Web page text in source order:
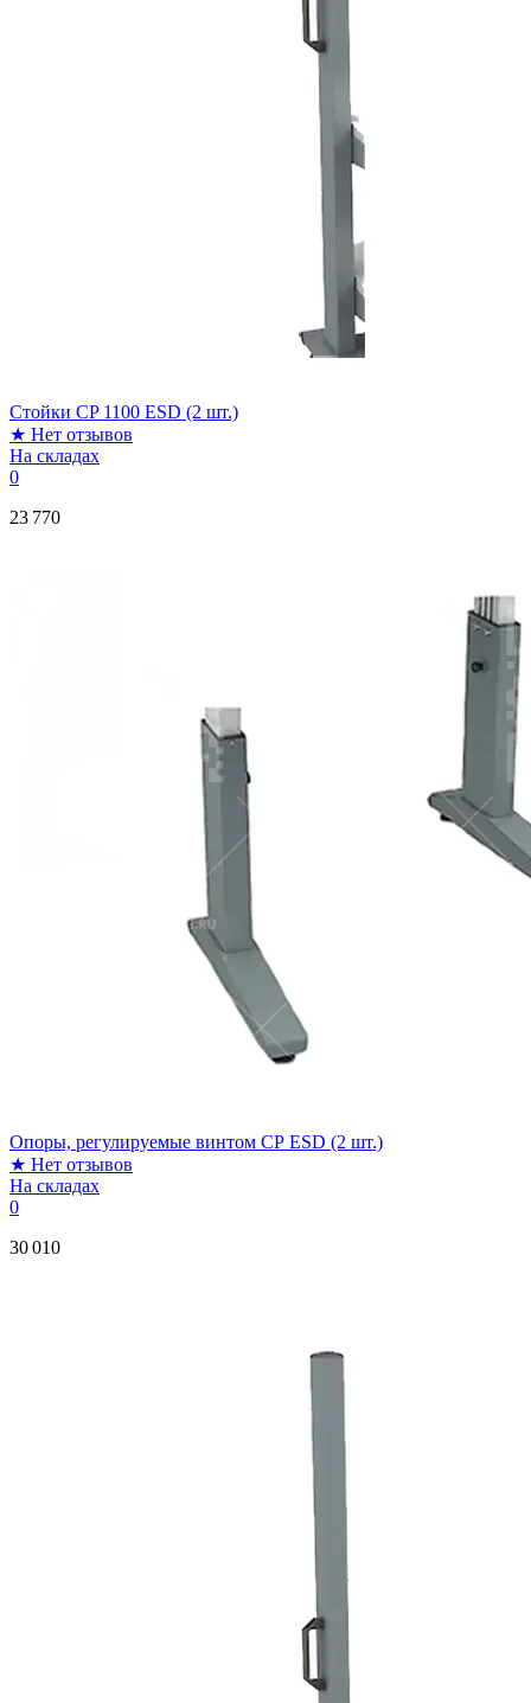
Стойки CP 1100 ESD (2 шт.)
★ Нет отзывов
На складах
0
23 770
Опоры, регулируемые винтом СР ESD (2 шт.)
★ Нет отзывов
На складах
0
30 010